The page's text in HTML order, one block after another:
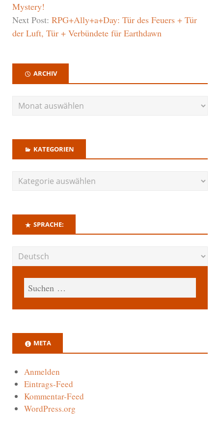
Mystery!
Next Post: RPG+Ally+a+Day: Tür des Feuers + Tür
der Luft, Tür + Verbündete für Earthdawn
ARCHIV
KATEGORIEN
SPRACHE:
META
Anmelden
Eintrags-Feed
Kommentar-Feed
WordPress.org